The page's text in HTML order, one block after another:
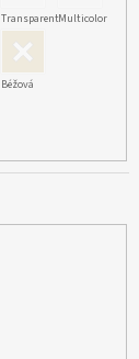
TransparentMulticolor
Béžová